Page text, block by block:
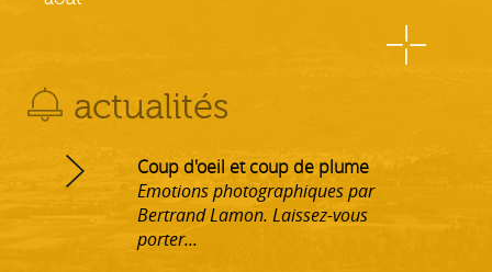
actualités
Coup d'oeil et coup de plume
Emotions photographiques par
Bertrand Lamon. Laissez-vous
porter...